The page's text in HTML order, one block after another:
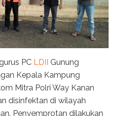
PC LDII Gunung
Kepala Kampung
Mitra Polri Way Kanan
disinfektan di wilayah
Penyemprotan dilakukan